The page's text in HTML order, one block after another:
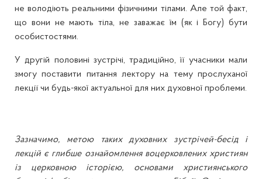
не володіють реальними фізичними тілами. Але той факт,
що вони не мають тіла, не заважає їм (як і Богу) бути
особистостями.
У другій половині зустрічі, традиційно, її учасники мали
змогу поставити питання лектору на тему прослуханої
лекції чи будь-якої актуальної для них духовної проблеми.
Зазначимо, метою таких духовних зустрічей-бесід і
лекцій є глибше ознайомлення воцерковлених християн
із церковною історією, основами християнського